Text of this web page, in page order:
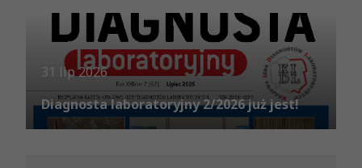
31 lip 2026
Diagnosta laboratoryjny 2/2026 już jest!